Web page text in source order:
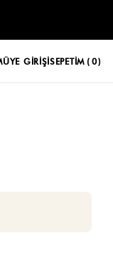
ÜYE GIRIŞISEPETIM 0